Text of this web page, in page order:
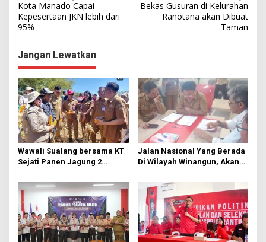
a
v
i
g
a
s
i
p
o
s
Kota Manado Capai
Kepesertaan JKN lebih dari
95%
Bekas Gusuran di Kelurahan
Ranotana akan Dibuat
Taman
Jangan Lewatkan
Wawali Sualang bersama KT
Sejati Panen Jagung 2
Jalan Nasional Yang Berada
Di Wilayah Winangun, Akan